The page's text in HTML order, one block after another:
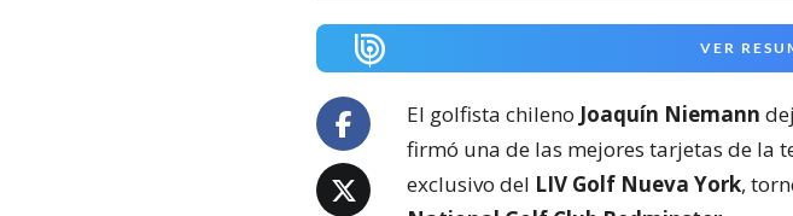
VER
El golfista chileno Joaquín Niemann
firmó una de las mejores tarjetas de la
exclusivo del LIV Golf Nueva York,